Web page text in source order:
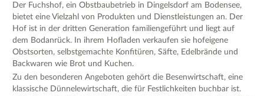
Der Fuchshof, ein Obstbaubetrieb in Dingelsdorf am Bodensee,
bietet eine Vielzahl von Produkten und Dienstleistungen an. Der
Hof ist in der dritten Generation familiengeführt und liegt auf
dem Bodanrück. In ihrem Hofladen verkaufen sie hofeigene
Obstsorten, selbstgemachte Konfitüren, Säfte, Edelbrände und
Backwaren wie Brot und Kuchen.
Zu den besonderen Angeboten gehört die Besenwirtschaft, eine
klassische Dünnelewirtschaft, die für Festlichkeiten buchbar ist.